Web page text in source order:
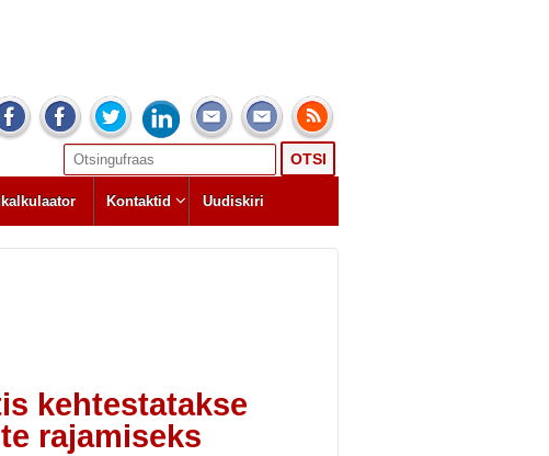
Search
for:
Kontaktid Uudiskiri
kehtestatakse
rajamiseks